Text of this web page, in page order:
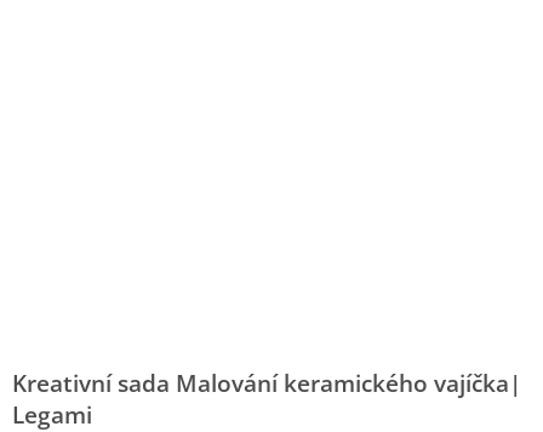
Kreativní sada Malování keramického vajíčka|
Legami